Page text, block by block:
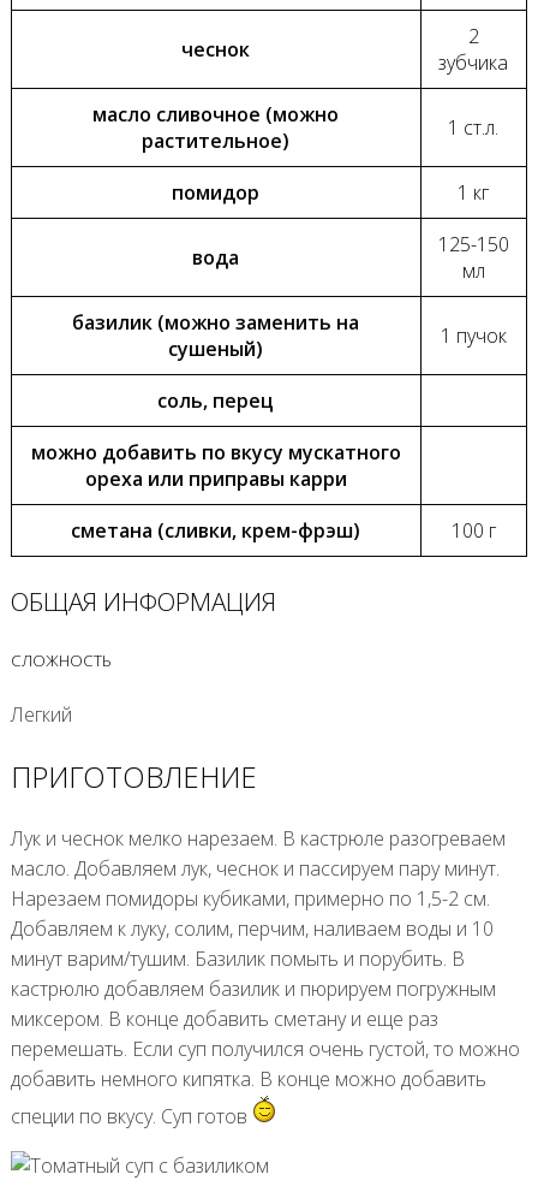
чеснок
2
зубчика
масло сливочное (можно
растительное)
1 ст.л.
помидор 1 кг
вода
125-150
мл
базилик (можно заменить на
сушеный)
1 пучок
соль, перец
можно добавить по вкусу мускатного
ореха или приправы карри
сметана (сливки, крем-фрэш)
100 г
ОБЩАЯ ИНФОРМАЦИЯ
СЛОЖНОСТЬ
Легкий
ПРИГОТОВЛЕНИЕ
Лук и чеснок мелко нарезаем. В кастрюле разогреваем
масло. Добавляем лук, чеснок и пассируем пару минут.
Нарезаем помидоры кубиками, примерно по 1,5-2 см.
Добавляем к луку, солим, перчим, наливаем воды и 10
минут варим/тушим. Базилик помыть и порубить. В
кастрюлю добавляем базилик и пюрируем погружным
миксером. В конце добавить сметану и еще раз
перемешать. Если суп получился очень густой, то можно
добавить немного кипятка. В конце можно добавить
специи по вкусу. Суп готов